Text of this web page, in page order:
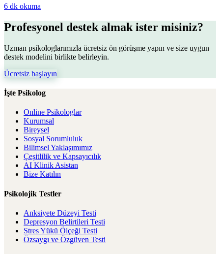
6 dk okuma
Profesyonel destek almak ister misiniz?
Uzman psikologlarımızla ücretsiz ön görüşme yapın ve size uygun
destek modelini birlikte belirleyin.
Ücretsiz başlayın
İşte Psikolog
Online Psikologlar
Kurumsal
Bireysel
Sosyal Sorumluluk
Bilimsel Yaklaşımımız
Çeşitlilik ve Kapsayıcılık
AI Klinik Asistan
Bize Katılın
Psikolojik Testler
Anksiyete Düzeyi Testi
Depresyon Belirtileri Testi
Stres Yükü Ölçeği Testi
Özsaygı ve Özgüven Testi